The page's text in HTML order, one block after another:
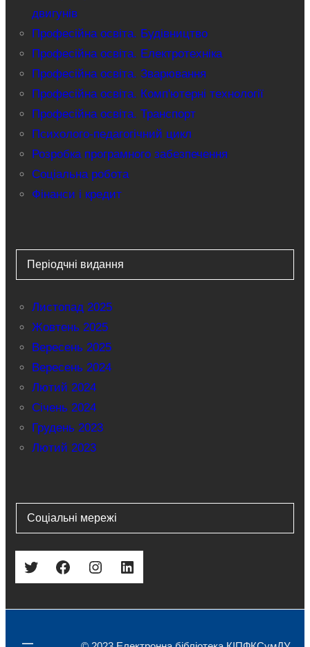
двигунів
Професійна освіта. Будівництво
Професійна освіта. Електротехніка
Професійна освіта. Зварювання
Професійна освіта. Комп'ютерні технології
Професійна освіта. Транспорт
Психолого-педагогічний цикл
Розробка програмного забезпечення
Соціальна робота
Фінанси і кредит
Періодчні видання
Листопад 2025
Жовтень 2025
Вересень 2025
Вересень 2024
Лютий 2024
Січень 2024
Грудень 2023
Лютий 2023
Соціальні мережі
Twitter Facebook Instagram LinkedIn